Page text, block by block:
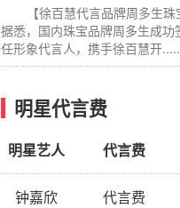
【徐百慧代言品牌周多生珠
据悉，国内珠宝品牌周多生成功
任形象代言人，携手徐百慧开
明星代言费
明星艺人 代言费
钟嘉欣 代言费